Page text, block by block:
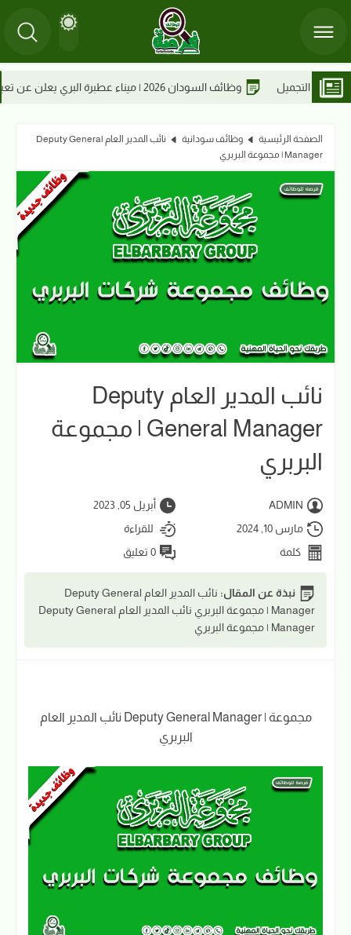
الصفحة الرئيسية وظائف سودانية
نائب المدير العام Deputy General
Manager | مجموعة البربري
نائب المدير العام Deputy
General Manager | مجموعة
البربري
ADMIN
أبريل 05, 2023
مارس 10, 2024
للقراءة
كلمة
0 تعليق
نبذة عن المقال:
نائب المدير العام Deputy General
Manager | مجموعة البربري نائب المدير العام Deputy General
Manager | مجموعة البربري
نائب المدير العام Deputy General Manager | مجموعة
البربري